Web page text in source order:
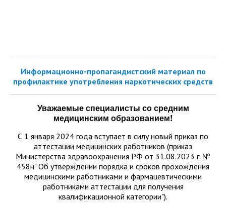
Информационно-пропагандистский материал по
профилактике употребления наркотических средств
Уважаемые специалисты со средним
медицинским образованием!
С 1 января 2024 года вступает в силу новый приказ по
аттестации медицинских работников (приказ
Министерства здравоохранения РФ от 31.08.2023 г. №
458н" Об утверждении порядка и сроков прохождения
медицинскими работниками и фармацевтическими
работниками аттестации для получения
квалификационной категории").